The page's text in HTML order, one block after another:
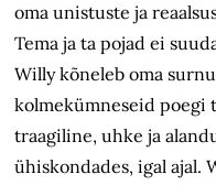
oma unistuste ja
Tema ja ta pojad ei
Willy kõneleb oma
kolmekümneseid poegi
traagiline, uhke ja
ühiskondades, igal ajal.